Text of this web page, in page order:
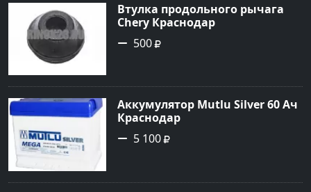
Втулка продольного рычага
Chery Краснодар
500
Аккумулятор Mutlu Silver 60 Ач
Краснодар
5 100